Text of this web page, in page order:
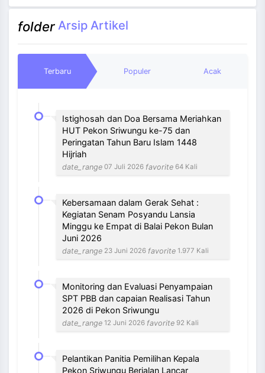
folder Arsip Artikel
Terbaru Populer Acak
Istighosah dan Doa Bersama Meriahkan
HUT Pekon Sriwungu ke-75 dan
Peringatan Tahun Baru Islam 1448
Hijriah
date_range 07 Juli 2026 favorite 64 Kali
Kebersamaan dalam Gerak Sehat :
Kegiatan Senam Posyandu Lansia
Minggu ke Empat di Balai Pekon Bulan
Juni 2026
date_range 23 Juni 2026 favorite 1.977 Kali
Monitoring dan Evaluasi Penyampaian
SPT PBB dan capaian Realisasi Tahun
2026 di Pekon Sriwungu
date_range 12 Juni 2026 favorite 92 Kali
Pelantikan Panitia Pemilihan Kepala
Pekon Sriwungu Berjalan Lancar